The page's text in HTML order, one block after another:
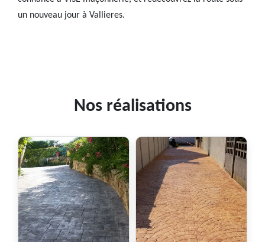
un nouveau jour à Vallieres.
Nos réalisations